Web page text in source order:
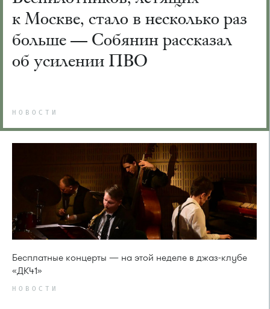
к Москве, стало в несколько раз
больше — Собянин рассказал
об усилении ПВО
НОВОСТИ
Бесплатные концерты — на этой неделе в джаз-клубе
«ДК41»
НОВОСТИ